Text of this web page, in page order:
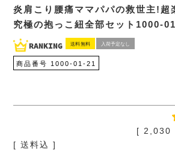
炎肩こり腰痛ママパパの救世主!
究極の抱っこ紐全部セット1000-
送料無料 入荷予定なし
商品番号 1000-01-21
[ 2,030
送料込